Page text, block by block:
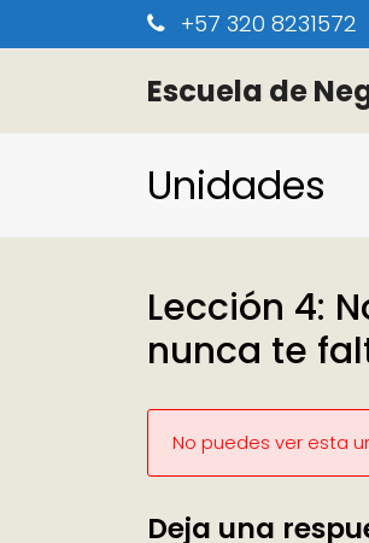
+57 320 8231572
Escuela de
Unidades
Lección 4:
nunca te
No puedes ver esta
Deja una